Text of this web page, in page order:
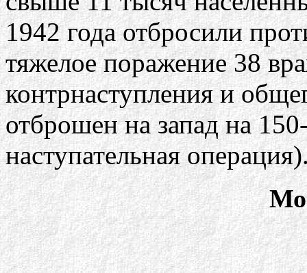
1942 года отбросили
тяжелое поражение 38
контрнаступления и
отброшен на запад на
наступательная